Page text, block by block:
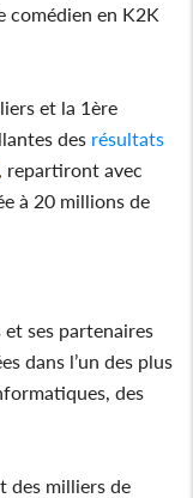
comédien en K2K
et la 1ère
des résultats
, repartiront avec
à 20 millions de
ses partenaires
dans l’un des plus
des
des milliers de